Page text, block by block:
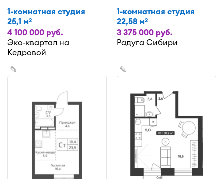
1-комнатная студия
25,1 м2
4 100 000 руб.
Эко-квартал на
Кедровой
1-комнатная студия
22,58 м2
3 375 000 руб.
Радуга Сибири
✎ ✎